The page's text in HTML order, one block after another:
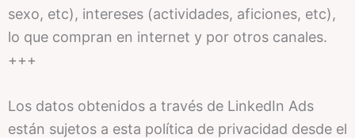
sexo, etc), intereses (actividades, aficiones, etc),
lo que compran en internet y por otros canales.
+++
Los datos obtenidos a través de LinkedIn Ads
están sujetos a esta política de privacidad desde el